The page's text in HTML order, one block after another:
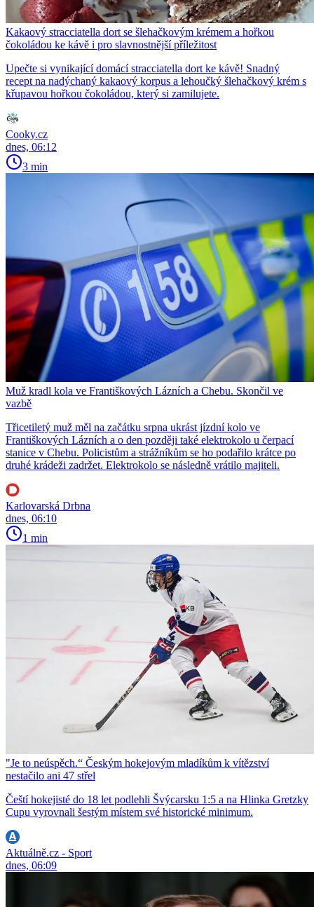
Kakaový stracciatella dort se šlehačkovým krémem a hořkou
čokoládou ke kávě i pro slavnostnější příležitost
Upečte si vynikající domácí stracciatella dort ke kávě! Snadný
recept na nadýchaný kakaový korpus a lehoučký šlehačkový krém s
křupavou hořkou čokoládou, který si zamilujete.
Cooky.cz
dnes, 06:12
3 min
Muž kradl kola ve Františkových Lázních a Chebu. Skončil ve
vazbě
Třicetiletý muž měl na začátku srpna ukrást jízdní kolo ve
Františkových Lázních a o den později také elektrokolo u čerpací
stanice v Chebu. Policistům a strážníkům se ho podařilo krátce po
druhé krádeži zadržet. Elektrokolo se následně vrátilo majiteli.
Karlovarská Drbna
dnes, 06:10
1 min
"Je to neúspěch.“ Českým hokejovým mladíkům k vítězství
nestačilo ani 47 střel
Čeští hokejisté do 18 let podlehli Švýcarsku 1:5 a na Hlinka Gretzky
Cupu vyrovnali šestým místem své historické minimum.
Aktuálně.cz - Sport
dnes, 06:09